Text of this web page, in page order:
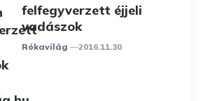
felfegyverzett éjjeli
vadászok
Posted
Rókavilág 2016.11.30